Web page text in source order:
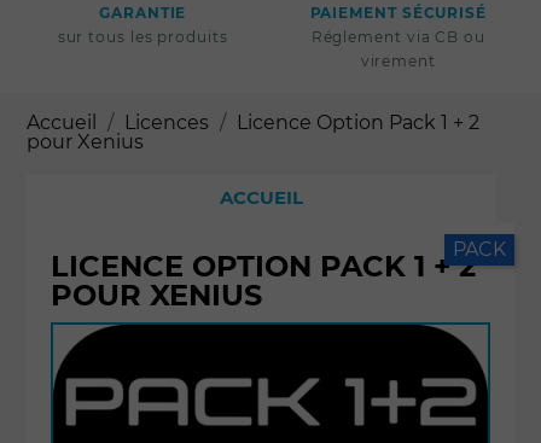
GARANTIE
sur tous les produits
PAIEMENT SÉCURISÉ
Réglement via CB ou
virement
Accueil Licences
Licence Option Pack 1 + 2
pour Xenius
ACCUEIL
LICENCE OPTION PACK 1 + 2
POUR XENIUS
PACK